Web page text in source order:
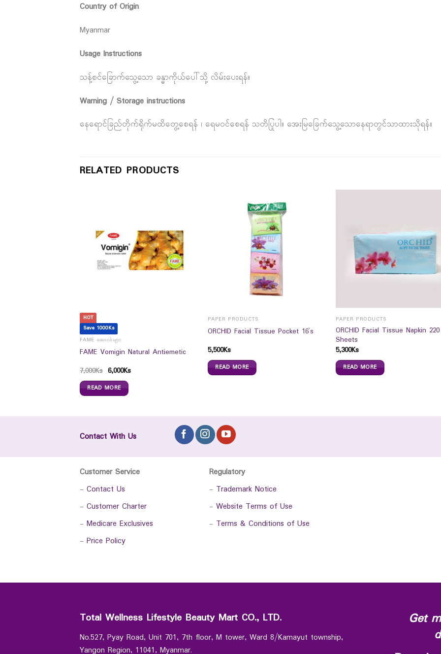
Country of Origin
Myanmar
Usage Instructions
သန့်စင်ခြောက်သွေ့သော ခန္ဓာကိုယ်ပေါ်သို့ လိမ်းပေးရန်။
Warning / Storage instructions
နေရောင်ခြည်တိုက်ရိုက်မထိတွေ့စေရန် ၊ ရေမဝင်စေရန် သတိပြုပါ။ အေးမြခြေက်သွေ့သောနေရာတွင်သာထားသိုရန်။
RELATED PRODUCTS
HOT
Save 1000Ks
FAME ဆေးဝါးများ
FAME Vomigin Natural Antiemetic
7,000Ks 6,000Ks
READ MORE
PAPER PRODUCTS
ORCHID Facial Tissue Pocket 16`s
5,500Ks
READ MORE
PAPER PRODUCTS
ORCHID Facial Tissue Napkin 220
Sheets
5,300Ks
READ MORE
Contact With Us
Customer Service
- Contact Us
- Customer Charter
- Medicare Exclusives
- Price Policy
Regulatory
- Trademark Notice
- Website Terms of Use
- Terms & Conditions of Use
Total Wellness Lifestyle Beauty Mart CO., LTD.
No.527, Pyay Road, Unit 701, 7th floor, M tower, Ward 8/Kamayut township,
Yangon Region, 11041, Myanmar.
Get